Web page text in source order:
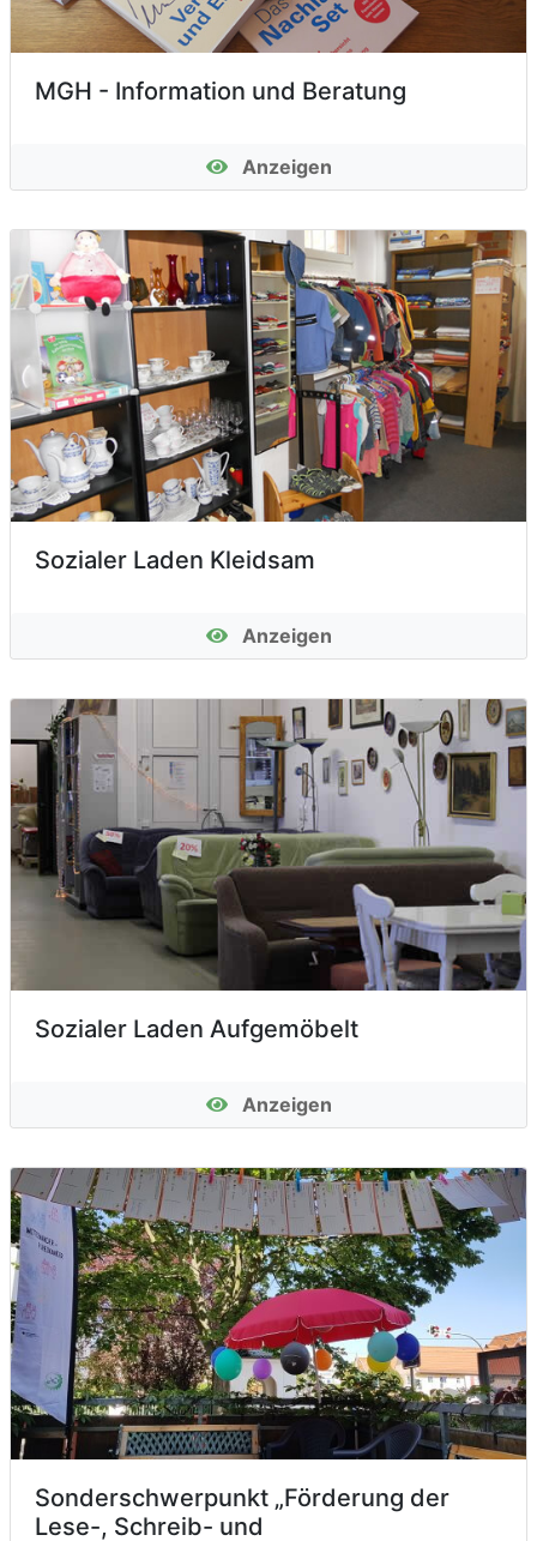
MGH - Information und Beratung
Anzeigen
Sozialer Laden Kleidsam
Anzeigen
Sozialer Laden Aufgemöbelt
Anzeigen
Sonderschwerpunkt „Förderung der
Lese-, Schreib- und